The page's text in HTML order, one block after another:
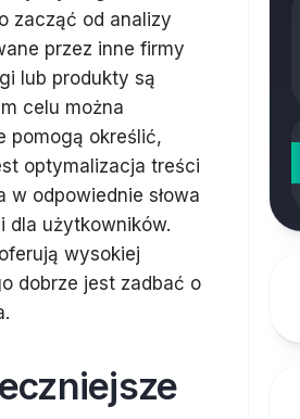
zacząć od analizy
przez inne firmy
lub produkty są
celu można
pomogą określić,
optymalizacja treści
odpowiednie słowa
dla użytkowników.
wysokiej
dobrze jest zadbać o